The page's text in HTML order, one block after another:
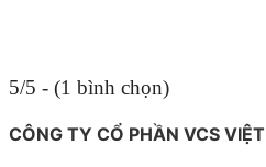
5/5 - (1 bình chọn)
CÔNG TY CỔ PHẦN VCS